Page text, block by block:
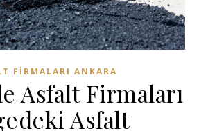
FIRMALARI ANKARA
Asfalt Firmaları
Asfalt